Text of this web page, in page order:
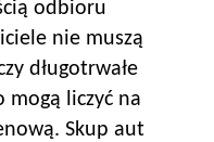
odbioru
nie muszą
długotrwałe
mogą liczyć na
Skup aut